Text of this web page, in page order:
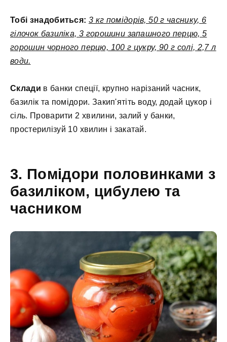
Тобі знадобиться: 3 кг помідорів, 50 г часнику, 6
гілочок базиліка, 3 горошини запашного перцю, 5
горошин чорного перцю, 100 г цукру, 90 г солі, 2,7 л
води.
Склади в банки спеції, крупно нарізаний часник,
базилік та помідори. Закип'ятіть воду, додай цукор і
сіль. Проварити 2 хвилини, залий у банки,
простерилізуй 10 хвилин і закатай.
3. Помідори половинками з
базиліком, цибулею та
часником